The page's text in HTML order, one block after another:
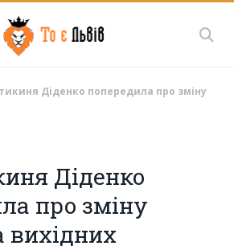
Діденко попередила про зміну
Діденко
про зміну
вихідних